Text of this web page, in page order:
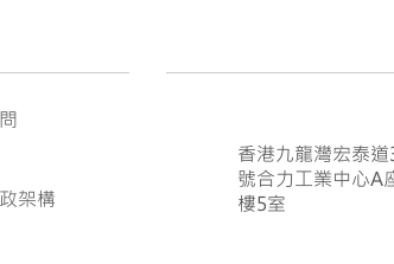
架構
香港九龍灣宏泰
號合力工業中心A
樓5室